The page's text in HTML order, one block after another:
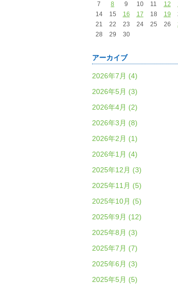
7
8 9 10 11 12
14
15 16 17 18 19
21
22 23 24 25 26
28
29 30
アーカイブ
2026年7月 (4)
2026年5月 (3)
2026年4月 (2)
2026年3月 (8)
2026年2月 (1)
2026年1月 (4)
2025年12月 (3)
2025年11月 (5)
2025年10月 (5)
2025年9月 (12)
2025年8月 (3)
2025年7月 (7)
2025年6月 (3)
2025年5月 (5)